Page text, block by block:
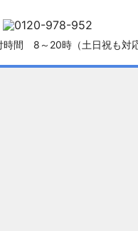
時間 8～20時（土日祝も対応